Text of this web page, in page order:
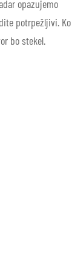
opazujemo
potrpežljivi. Ko
bo stekel.